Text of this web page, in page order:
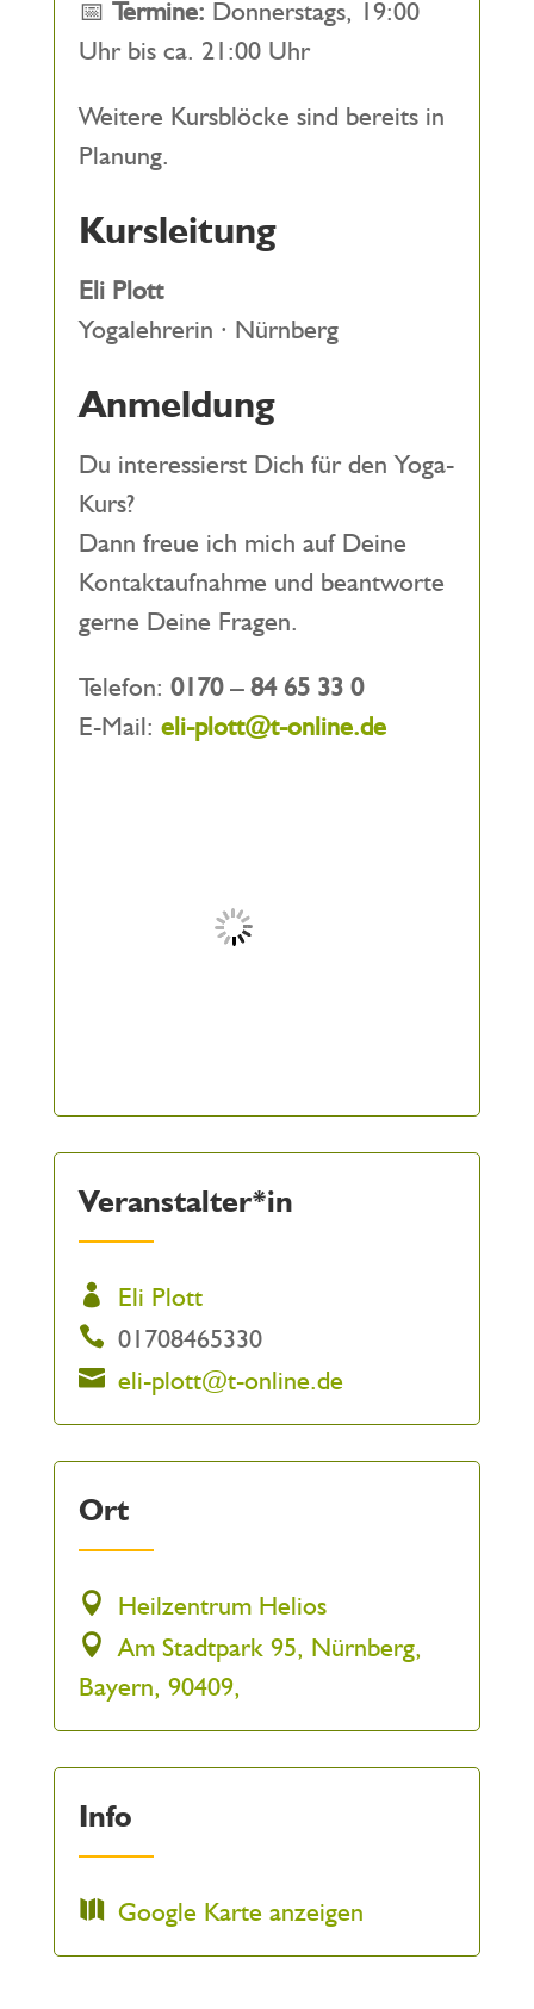
📅 Termine: Donnerstags, 19:00
Uhr bis ca. 21:00 Uhr
Weitere Kursblöcke sind bereits in
Planung.
Kursleitung
Eli Plott
Yogalehrerin · Nürnberg
Anmeldung
Du interessierst Dich für den Yoga-
Kurs?
Dann freue ich mich auf Deine
Kontaktaufnahme und beantworte
gerne Deine Fragen.
Telefon: 0170 – 84 65 33 0
E-Mail: eli-plott@t-online.de
Veranstalter*in
Eli Plott
01708465330
eli-plott@t-online.de
Ort
Heilzentrum Helios
Am Stadtpark 95, Nürnberg,
Bayern, 90409,
Info
Google Karte anzeigen